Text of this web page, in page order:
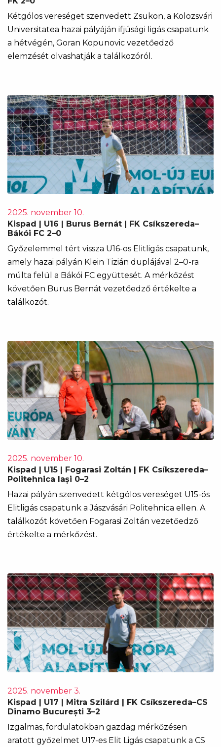
Kétgólos vereséget szenvedett Zsukon, a Kolozsvári
Universitatea hazai pályáján ifjúsági ligás csapatunk
a hétvégén, Goran Kopunovic vezetőedző
elemzését olvashatják a találkozóról.
2025. november 10.
Kispad | U16 | Burus Bernát | FK Csíkszereda–
Bákói FC 2–0
Győzelemmel tért vissza U16-os Elitligás csapatunk,
amely hazai pályán Klein Tizián duplájával 2–0-ra
múlta felül a Bákói FC együttesét. A mérkőzést
követően Burus Bernát vezetőedző értékelte a
találkozót.
2025. november 10.
Kispad | U15 | Fogarasi Zoltán | FK Csíkszereda–
Politehnica Iași 0–2
Hazai pályán szenvedett kétgólos vereséget U15-ös
Elitligás csapatunk a Jászvásári Politehnica ellen. A
találkozót követően Fogarasi Zoltán vezetőedző
értékelte a mérkőzést.
2025. november 3.
Kispad | U17 | Mitra Szilárd | FK Csíkszereda–CS
Dinamo București 3–2
Izgalmas, fordulatokban gazdag mérkőzésen
aratott győzelmet U17-es Elit Ligás csapatunk a CS